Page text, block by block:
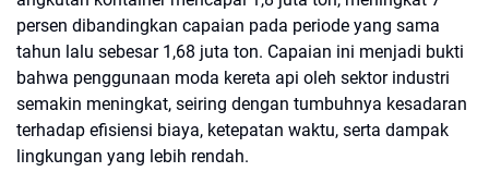
persen dibandingkan capaian pada periode yang sama
tahun lalu sebesar 1,68 juta ton. Capaian ini menjadi bukti
bahwa penggunaan moda kereta api oleh sektor industri
semakin meningkat, seiring dengan tumbuhnya kesadaran
terhadap efisiensi biaya, ketepatan waktu, serta dampak
lingkungan yang lebih rendah.